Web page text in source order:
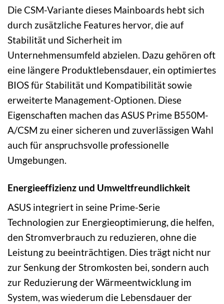
Die CSM-Variante dieses Mainboards hebt sich
durch zusätzliche Features hervor, die auf
Stabilität und Sicherheit im
Unternehmensumfeld abzielen. Dazu gehören oft
eine längere Produktlebensdauer, ein optimiertes
BIOS für Stabilität und Kompatibilität sowie
erweiterte Management-Optionen. Diese
Eigenschaften machen das ASUS Prime B550M-
A/CSM zu einer sicheren und zuverlässigen Wahl
auch für anspruchsvolle professionelle
Umgebungen.
Energieeffizienz und Umweltfreundlichkeit
ASUS integriert in seine Prime-Serie
Technologien zur Energieoptimierung, die helfen,
den Stromverbrauch zu reduzieren, ohne die
Leistung zu beeinträchtigen. Dies trägt nicht nur
zur Senkung der Stromkosten bei, sondern auch
zur Reduzierung der Wärmeentwicklung im
System, was wiederum die Lebensdauer der